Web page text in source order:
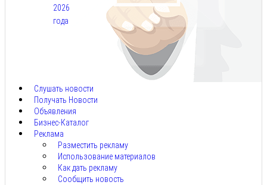
2026
года
Слушать новости
Получать Новости
Объявления
Бизнес-Каталог
Реклама
Разместить рекламу
Использование материалов
Как дать рекламу
Сообщить новость